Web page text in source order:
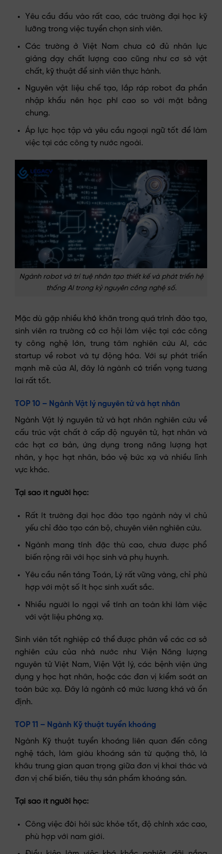
Yêu cầu đầu vào rất cao, các trường đại học kỹ
lưỡng trong việc tuyển chọn sinh viên.
Các trường ở Việt Nam chưa có đủ nhân lực
giảng dạy chất lượng cao cũng như cơ sở vật
chất, kỹ thuật để sinh viên thực hành.
Nguyên vật liệu chế tạo, lắp ráp robot đa phần
nhập khẩu nên học phí cao so với mặt bằng
chung.
Áp lực học tập và yêu cầu ngoại ngữ tốt để làm
việc tại các công ty nước ngoài.
Ngành robot và trí tuệ nhân tạo thiết kế và phát triển hệ
thống AI trong kỷ nguyên công nghệ số.
Mặc dù gặp nhiều khó khăn trong quá trình đào tạo,
sinh viên ra trường có cơ hội làm việc tại các công
ty công nghệ lớn, trung tâm nghiên cứu AI, các
startup về robot và tự động hóa. Với sự phát triển
mạnh mẽ của AI, đây là ngành có triển vọng tương
lai rất tốt.
TOP 10 – Ngành Vật lý nguyên tử và hạt nhân
Ngành Vật lý nguyên tử và hạt nhân nghiên cứu về
cấu trúc vật chất ở cấp độ nguyên tử, hạt nhân và
các hạt cơ bản, ứng dụng trong năng lượng hạt
nhân, y học hạt nhân, bảo vệ bức xạ và nhiều lĩnh
vực khác.
Tại sao ít người học:
Rất ít trường đại học đào tạo ngành này vì chủ
yếu chỉ đào tạo cán bộ, chuyên viên nghiên cứu.
Ngành mang tính đặc thù cao, chưa được phổ
biến rộng rãi với học sinh và phụ huynh.
Yêu cầu nền tảng Toán, Lý rất vững vàng, chỉ phù
hợp với một số ít học sinh xuất sắc.
Nhiều người lo ngại về tính an toàn khi làm việc
với vật liệu phóng xạ.
Sinh viên tốt nghiệp có thể được phân về các cơ sở
nghiên cứu của nhà nước như Viện Năng lượng
nguyên tử Việt Nam, Viện Vật lý, các bệnh viện ứng
dụng y học hạt nhân, hoặc các đơn vị kiểm soát an
toàn bức xạ. Đây là ngành có mức lương khá và ổn
định.
TOP 11 – Ngành Kỹ thuật tuyển khoáng
Ngành Kỹ thuật tuyển khoáng liên quan đến công
nghệ tách, làm giàu khoáng sản từ quặng thô, là
khâu trung gian quan trọng giữa đơn vị khai thác và
đơn vị chế biến, tiêu thụ sản phẩm khoáng sản.
Tại sao ít người học:
Công việc đòi hỏi sức khỏe tốt, độ chính xác cao,
phù hợp với nam giới.